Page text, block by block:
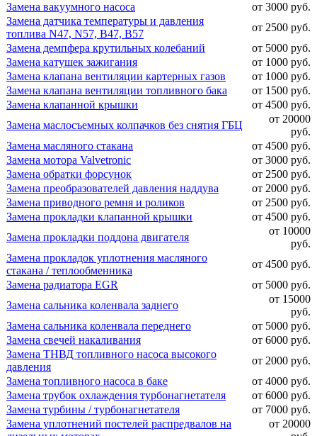
Замена вакуумного насоса
от 3000 руб.
Замена датчика температуры и давления
топлива N47, N57, B47, B57
от 2500 руб.
Замена демпфера крутильных колебаний
от 5000 руб.
Замена катушек зажигания
от 1000 руб.
Замена клапана вентиляции картерных газов
от 1000 руб.
Замена клапана вентиляции топливного бака
от 1500 руб.
Замена клапанной крышки
от 4500 руб.
Замена маслосъемных колпачков без снятия ГБЦ
от 20000
руб.
Замена масляного стакана
от 4500 руб.
Замена мотора Valvetronic
от 3000 руб.
Замена обратки форсунок
от 2500 руб.
Замена преобразователей давления наддува
от 2000 руб.
Замена приводного ремня и роликов
от 2500 руб.
Замена прокладки клапанной крышки
от 4500 руб.
Замена прокладки поддона двигателя
от 10000
руб.
Замена прокладок уплотнения масляного
стакана / теплообменника
от 4500 руб.
Замена радиатора EGR
от 5000 руб.
Замена сальника коленвала заднего
от 15000
руб.
Замена сальника коленвала переднего
от 5000 руб.
Замена свечей накаливания
от 6000 руб.
Замена ТНВД топливного насоса высокого
давления
от 2000 руб.
Замена топливного насоса в баке
от 4000 руб.
Замена трубок охлаждения турбонагнетателя
от 6000 руб.
Замена турбины / турбонагнетателя
от 7000 руб.
Замена уплотнений постелей распредвалов на
от 20000